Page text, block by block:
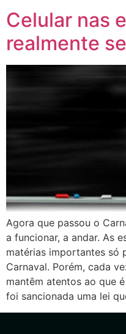
Celular nas
realmente
Agora que passou o
a funcionar, a andar. As
matérias importantes só
Carnaval. Porém, cada
mantêm atentos ao que
foi sancionada uma lei